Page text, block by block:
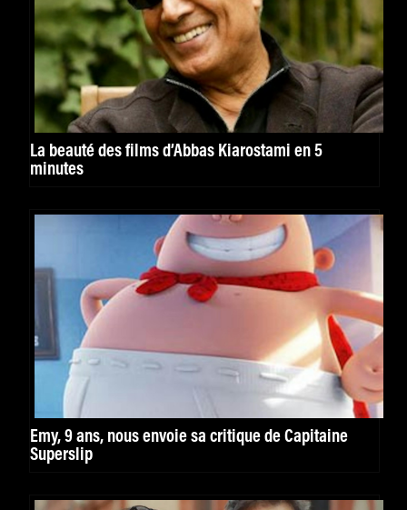
La beauté des films d’Abbas Kiarostami en 5
minutes
Emy, 9 ans, nous envoie sa critique de Capitaine
Superslip